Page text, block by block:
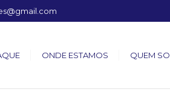
ONDE ESTAMOS QUEM